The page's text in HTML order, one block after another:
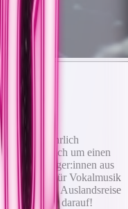
zum jährlich
handelt es sich um einen
dem Sänger:innen aus
für Vokalmusik
zweite Auslandsreise
wir uns darauf!